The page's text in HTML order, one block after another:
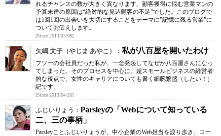
れるチャンスの数が大きく異なります。顧客獲得に悩む営業マンの
予算未達の原因は“絶対的な見込顧客の不足”でした。このブログで
は1回1回の出会いを大切にすることをテーマに”記憶に残る営業”に
ついてお伝えします。
[Since 2013/05/08]
矢嶋 文子（やじま あやこ）： 私が八百屋を開いたわけ
フツーの会社員だった私が、一念発起してなぜか八百屋さんになっ
てしまった。そのプロセスを中心に、超スモールビジネスの経営者
的な視点で、女性のキャリアについても書く細腕繁盛（したい！）
記です。
[Since 2013/04/26]
ふじいりょう： Parsleyの「Webについて知っている
二、三の事柄」
Parsleyことふじいりょうが、中小企業のWeb担当を渡り歩き、コー